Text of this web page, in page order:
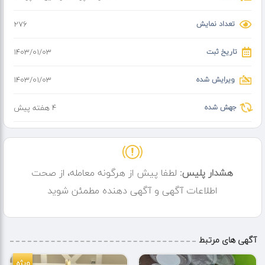
ریزدتعداد نمایش 276
تاریخ ثبت ۱۴۰۳/۰۱/۰۳
ویرایش شده ۱۴۰۳/۰۱/۰۳
جهش شده 4 هفته پیش
هشدار پلیس: لطفا پیش از هرگونه معامله، از صحت
اطلاعات آگهی و آگهی دهنده مطمئن شوید
آگهی های مرتبط